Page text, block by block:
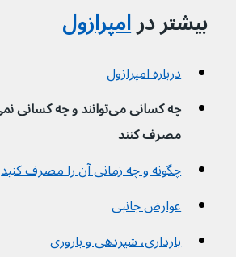
بیشتر در امپرازول
درباره امپرازول
مصرف کنند
چگونه و چه زمانی آن را مصرف کنید
عوارض جانبی
بارداری، شیردهی و باروری